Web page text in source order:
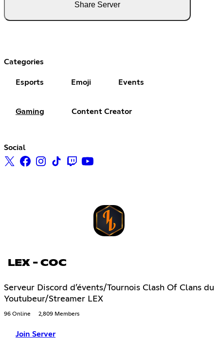
Share Server
Categories
Esports Emoji Events
Gaming Content Creator
Social
LEX - COC
Serveur Discord d’évents/Tournois Clash Of Clans du
Youtubeur/Streamer LEX
96 Online 2,809 Members
Join Server